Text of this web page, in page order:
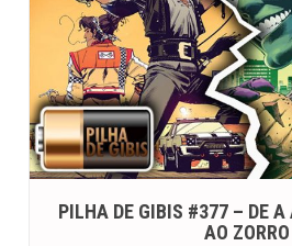
PILHA DE GIBIS #377 – DE
AO ZORRO